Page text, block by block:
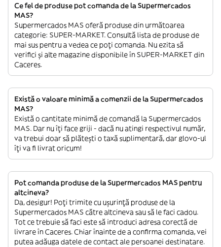
Ce fel de produse pot comanda de la Supermercados
MAS?
Supermercados MAS oferă produse din următoarea
categorie: SUPER-MARKET. Consultă lista de produse de
mai sus pentru a vedea ce poți comanda. Nu ezita să
verifici și alte magazine disponibile în SUPER-MARKET din
Caceres.
Există o valoare minimă a comenzii de la Supermercados
MAS?
Există o cantitate minimă de comandă la Supermercados
MAS. Dar nu îți face griji - dacă nu atingi respectivul număr,
va trebui doar să plătești o taxă suplimentară, dar glovo-ul
îți va fi livrat oricum!
Pot comanda produse de la Supermercados MAS pentru
altcineva?
Da, desigur! Poți trimite cu ușurință produse de la
Supermercados MAS către altcineva sau să le faci cadou.
Tot ce trebuie să faci este să introduci adresa corectă de
livrare în Caceres. Chiar înainte de a confirma comanda, vei
putea adăuga datele de contact ale persoanei destinatare.